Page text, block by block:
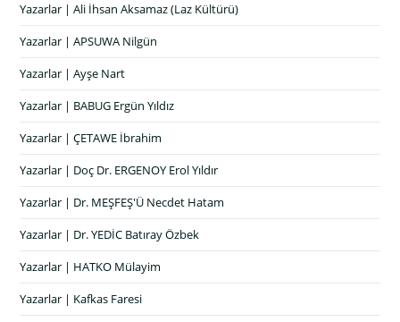
Yazarlar | Ali İhsan Aksamaz (Laz Kültürü)
Yazarlar | APSUWA Nilgün
Yazarlar | Ayşe Nart
Yazarlar | BABUG Ergün Yıldız
Yazarlar | ÇETAWE İbrahim
Yazarlar | Doç Dr. ERGENOY Erol Yıldır
Yazarlar | Dr. MEŞFEŞ'Ü Necdet Hatam
Yazarlar | Dr. YEDİC Batıray Özbek
Yazarlar | HATKO Mülayim
Yazarlar | Kafkas Faresi